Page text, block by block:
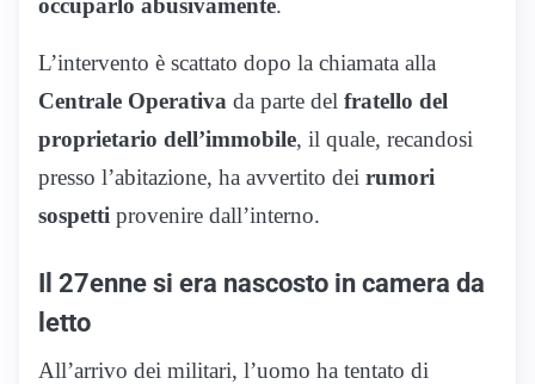
occuparlo abusivamente.
L’intervento è scattato dopo la chiamata alla
Centrale Operativa da parte del fratello del
proprietario dell’immobile, il quale, recandosi
presso l’abitazione, ha avvertito dei rumori
sospetti provenire dall’interno.
Il 27enne si era nascosto in camera da
letto
All’arrivo dei militari, l’uomo ha tentato di